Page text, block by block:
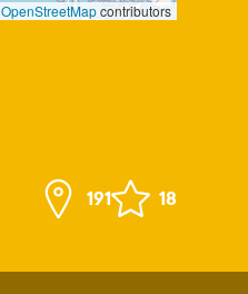
OpenStreetMapcontributors
191 18